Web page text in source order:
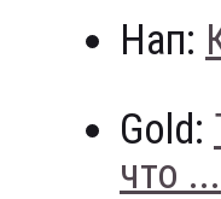
Нап:
Gold:
что ...